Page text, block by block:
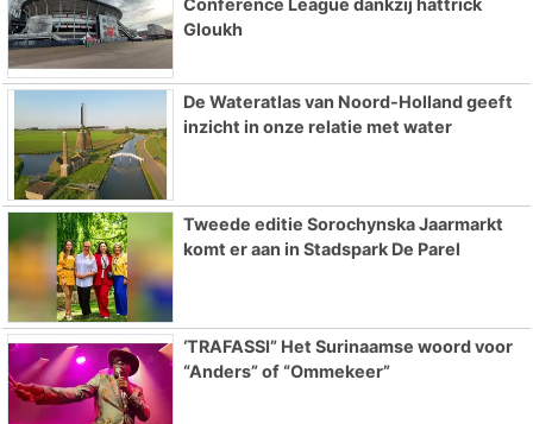
Conference League dankzij hattrick
Gloukh
De Wateratlas van Noord-Holland geeft
inzicht in onze relatie met water
Tweede editie Sorochynska Jaarmarkt
komt er aan in Stadspark De Parel
‘TRAFASSI” Het Surinaamse woord voor
“Anders” of “Ommekeer”